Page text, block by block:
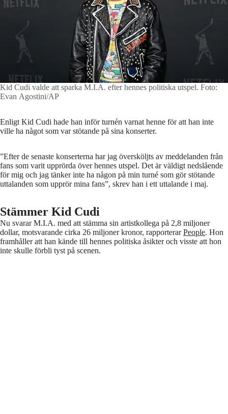
Kid Cudi valde att sparka M.I.A. efter hennes politiska utspel. Foto:
Evan Agostini/AP
Enligt Kid Cudi hade han inför turnén varnat henne för att han inte
ville ha något som var stötande på sina konserter.
”Efter de senaste konserterna har jag översköljts av meddelanden från
fans som varit upprörda över hennes utspel. Det är väldigt nedslående
för mig och jag tänker inte ha någon på min turné som gör stötande
uttalanden som upprör mina fans”, skrev han i ett uttalande i maj.
Stämmer Kid Cudi
Nu svarar M.I.A. med att stämma sin artistkollega på 2,8 miljoner
dollar, motsvarande cirka 26 miljoner kronor, rapporterarPeople. Hon
framhåller att han kände till hennes politiska åsikter och visste att hon
inte skulle förbli tyst på scenen.